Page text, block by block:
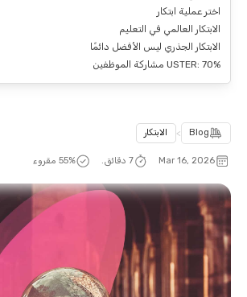
اختر عملية ابتكار
الابتكار العالمي في التعليم
الابتكار الجذري ليس الأفضل دائمًا
USTER: 70% مشاركة الموظفين
Blog
> الابتكار
Mar 16, 2026 7 دقائق. 56% مقروء